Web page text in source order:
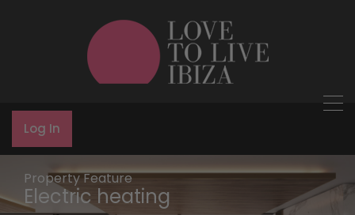
Log In
Property Feature
Electric heating